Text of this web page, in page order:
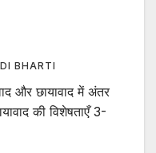
BHARTI
और छायावाद में अंतर
की विशेषताएँ 3-